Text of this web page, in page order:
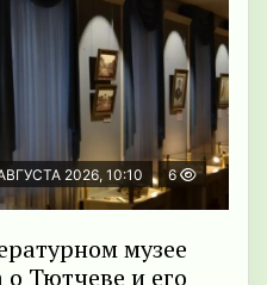
2026, 10:10 6
музее
Тютчеве и его